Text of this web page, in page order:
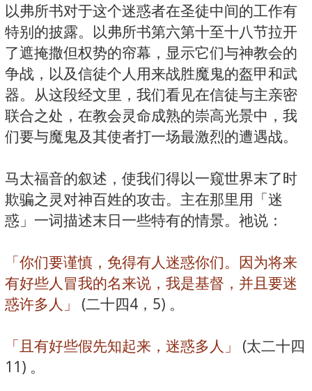
以弗所书对于这个迷惑者在圣徒中间的工作有
特别的披露。以弗所书第六第十至十八节拉开
了遮掩撒但权势的帘幕，显示它们与神教会的
争战，以及信徒个人用来战胜魔鬼的盔甲和武
器。从这段经文里，我们看见在信徒与主亲密
联合之处，在教会灵命成熟的崇高光景中，我
们要与魔鬼及其使者打一场最激烈的遭遇战。
马太福音的叙述，使我们得以一窥世界末了时
欺骗之灵对神百姓的攻击。主在那里用「迷
惑」一词描述末日一些特有的情景。祂说：
「你们要谨慎，免得有人迷惑你们。因为将来
有好些人冒我的名来说，我是基督，并且要迷
惑许多人」
(二十四4，5) 。
「且有好些假先知起来，迷惑多人」
(太二十四
11) 。